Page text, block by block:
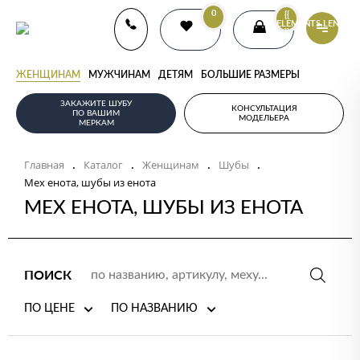
0
{{
ELEMENTS.LENGTH
}}
ЖЕНЩИНАМ МУЖЧИНАМ ДЕТЯМ БОЛЬШИЕ РАЗМЕРЫ
ЗАКАЖИТЕ ШУБУ
ПО ВАШИМ
МЕРКАМ
КОНСУЛЬТАЦИЯ
МОДЕЛЬЕРА
Главная . Каталог . Женщинам . Шубы .
Мех енота, шубы из енота
МЕХ ЕНОТА, ШУБЫ ИЗ ЕНОТА
ПОИСК
ПО ЦЕНЕ ПО НАЗВАНИЮ